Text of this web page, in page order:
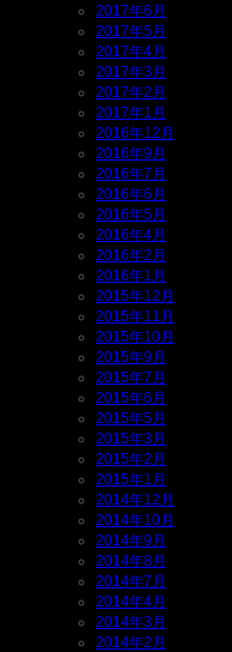
2017年6月
2017年5月
2017年4月
2017年3月
2017年2月
2017年1月
2016年12月
2016年9月
2016年7月
2016年6月
2016年5月
2016年4月
2016年2月
2016年1月
2015年12月
2015年11月
2015年10月
2015年9月
2015年7月
2015年6月
2015年5月
2015年3月
2015年2月
2015年1月
2014年12月
2014年10月
2014年9月
2014年8月
2014年7月
2014年4月
2014年3月
2014年2月